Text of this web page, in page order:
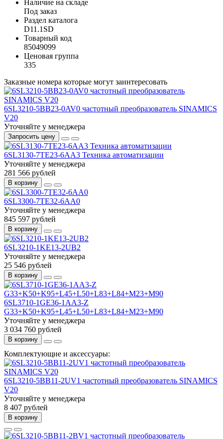
Наличие на складе
Под заказ
Раздел каталога
D11.1SD
Товарный код
85049099
Ценовая группа
335
Заказные номера которые могут заинтересовать
6SL3210-5BB23-0AV0 частотный преобразователь SINAMICS
V20
Уточняйте у менеджера
Запросить цену
6SL3130-7TE23-6AA3 Техника автоматизации
Уточняйте у менеджера
281 566 рублей
В корзину
6SL3300-7TE32-6AA0
Уточняйте у менеджера
845 597 рублей
В корзину
6SL3210-1KE13-2UB2
Уточняйте у менеджера
25 546 рублей
В корзину
6SL3710-1GE36-1AA3-Z
G33+K50+K95+L45+L50+L83+L84+M23+M90
Уточняйте у менеджера
3 034 760 рублей
В корзину
Комплектующие и аксессуары:
6SL3210-5BB11-2UV1 частотный преобразователь SINAMICS
V20
Уточняйте у менеджера
8 407 рублей
В корзину